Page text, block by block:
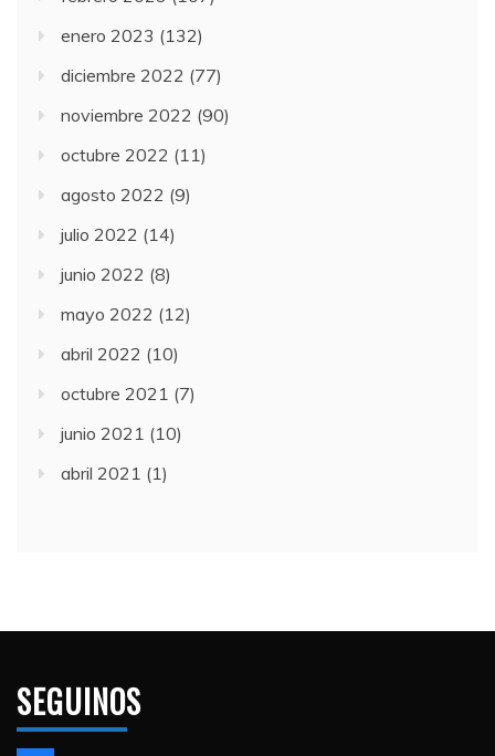
enero 2023 (132)
diciembre 2022 (77)
noviembre 2022 (90)
octubre 2022 (11)
agosto 2022 (9)
julio 2022 (14)
junio 2022 (8)
mayo 2022 (12)
abril 2022 (10)
octubre 2021 (7)
junio 2021 (10)
abril 2021 (1)
SEGUINOS